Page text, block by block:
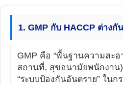
1. GMP กับ HACCP ต่างกั
GMP คือ “พื้นฐานความสะอ
สถานที่, สุขอนามัยพนักงาน
“ระบบป้องกันอันตราย” ในก